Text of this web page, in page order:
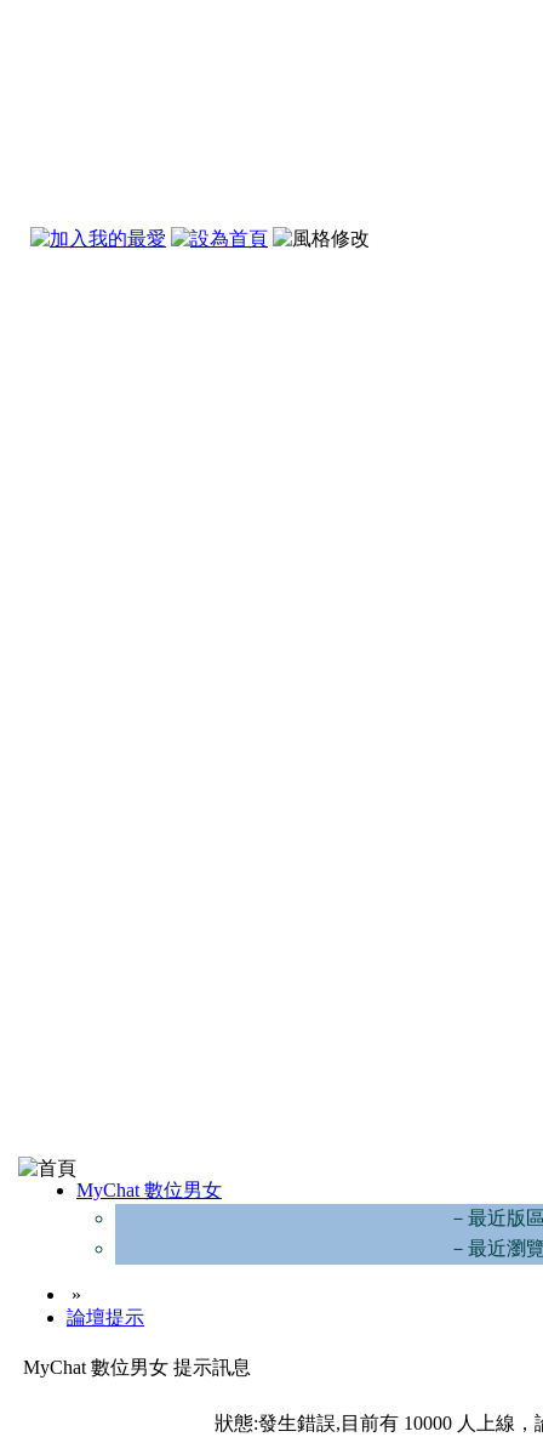
MyChat 數位男女
－最近版
－最近瀏
»
論壇提示
MyChat 數位男女 提示訊息
狀態:發生錯誤,目前有 10000 人上線